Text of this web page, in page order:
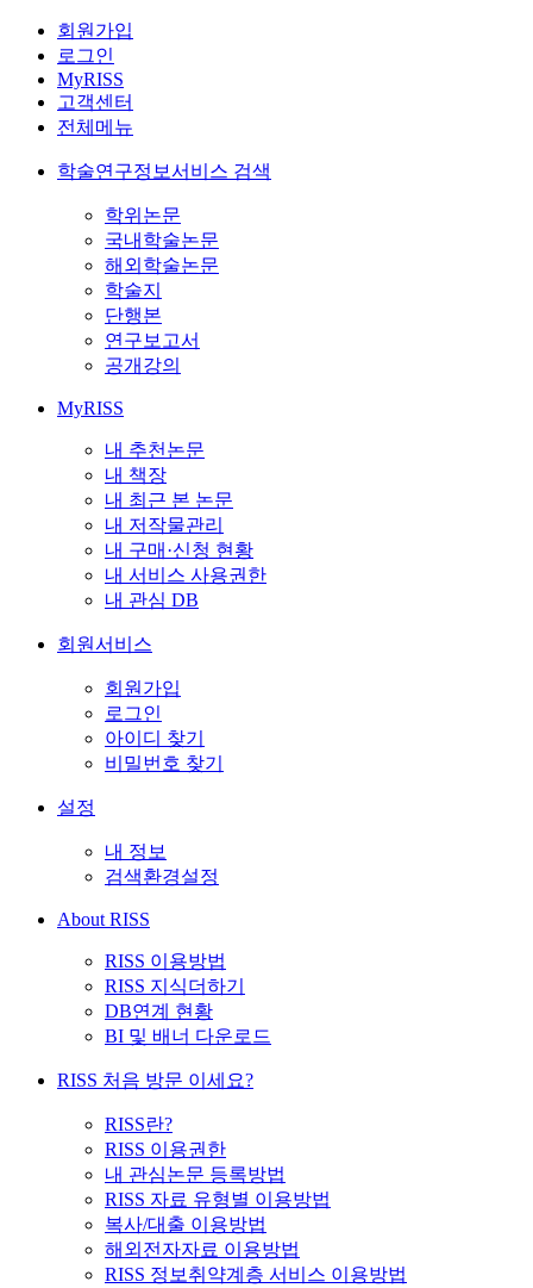
회원가입
로그인
MyRISS
고객센터
전체메뉴
학술연구정보서비스 검색
학위논문
국내학술논문
해외학술논문
학술지
단행본
연구보고서
공개강의
MyRISS
내 추천논문
내 책장
내 최근 본 논문
내 저작물관리
내 구매·신청 현황
내 서비스 사용권한
내 관심 DB
회원서비스
회원가입
로그인
아이디 찾기
비밀번호 찾기
설정
내 정보
검색환경설정
About RISS
RISS 이용방법
RISS 지식더하기
DB연계 현황
BI 및 배너 다운로드
RISS 처음 방문 이세요?
RISS란?
RISS 이용권한
내 관심논문 등록방법
RISS 자료 유형별 이용방법
복사/대출 이용방법
해외전자자료 이용방법
RISS 정보취약계층 서비스 이용방법